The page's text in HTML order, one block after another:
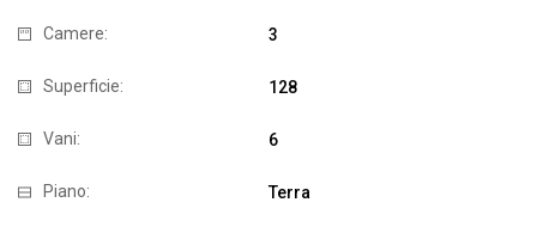
Camere: 3
Superficie: 128
Vani: 6
Piano: Terra